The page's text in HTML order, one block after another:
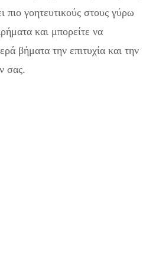
πιο γοητευτικούς στους γύρω
και μπορείτε να
βήματα την επιτυχία και την
σας.